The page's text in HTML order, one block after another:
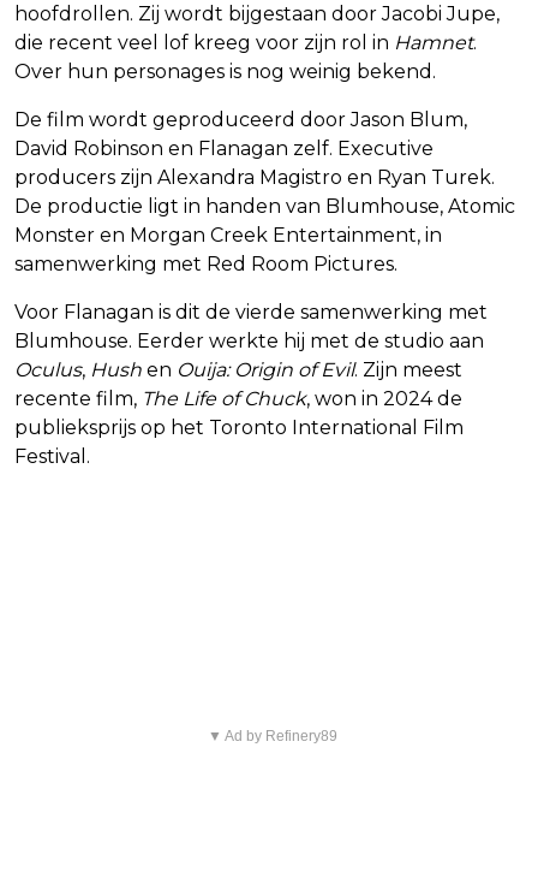
hoofdrollen. Zij wordt bijgestaan door Jacobi Jupe,
die recent veel lof kreeg voor zijn rol in Hamnet.
Over hun personages is nog weinig bekend.
De film wordt geproduceerd door Jason Blum,
David Robinson en Flanagan zelf. Executive
producers zijn Alexandra Magistro en Ryan Turek.
De productie ligt in handen van Blumhouse, Atomic
Monster en Morgan Creek Entertainment, in
samenwerking met Red Room Pictures.
Voor Flanagan is dit de vierde samenwerking met
Blumhouse. Eerder werkte hij met de studio aan
Oculus, Hush en Ouija: Origin of Evil. Zijn meest
recente film, The Life of Chuck, won in 2024 de
publieksprijs op het Toronto International Film
Festival.
▼ Ad by Refinery89